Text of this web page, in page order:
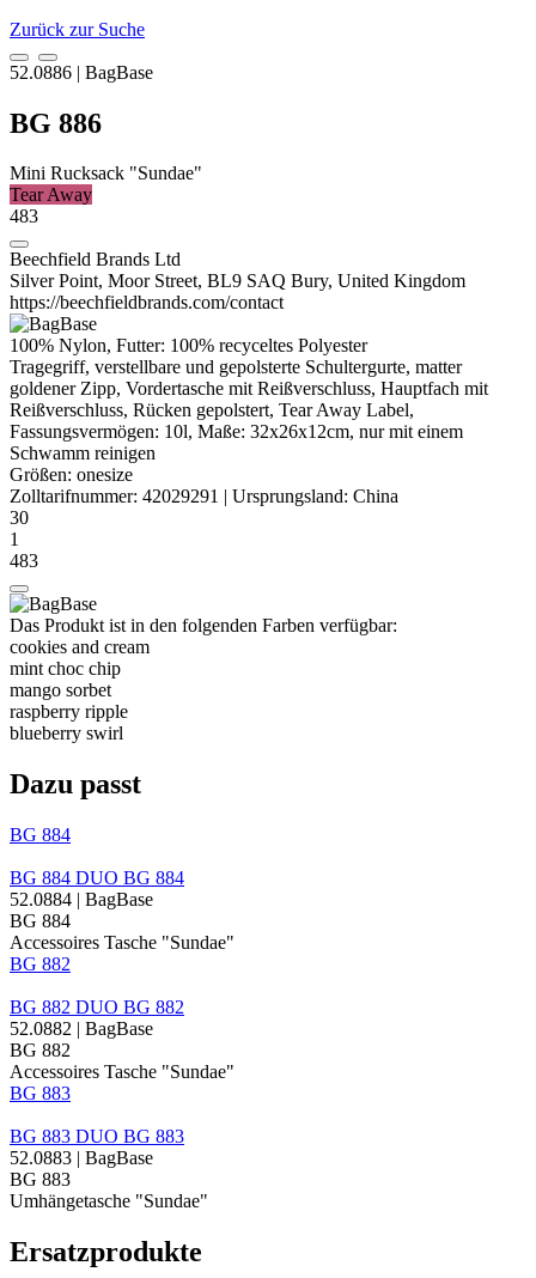
Zurück zur Suche
52.0886 | BagBase
BG 886
Mini Rucksack "Sundae"
Tear Away
483
Beechfield Brands Ltd
Silver Point, Moor Street, BL9 SAQ Bury, United Kingdom
https://beechfieldbrands.com/contact
100% Nylon, Futter: 100% recyceltes Polyester
Tragegriff, verstellbare und gepolsterte Schultergurte, matter
goldener Zipp, Vordertasche mit Reißverschluss, Hauptfach mit
Reißverschluss, Rücken gepolstert, Tear Away Label,
Fassungsvermögen: 10l, Maße: 32x26x12cm, nur mit einem
Schwamm reinigen
Größen: onesize
Zolltarifnummer: 42029291 | Ursprungsland: China
30
1
483
Das Produkt ist in den folgenden Farben verfügbar:
cookies and cream
mint choc chip
mango sorbet
raspberry ripple
blueberry swirl
Dazu passt
BG 884
BG 884 DUO BG 884
52.0884 | BagBase
BG 884
Accessoires Tasche "Sundae"
BG 882
BG 882 DUO BG 882
52.0882 | BagBase
BG 882
Accessoires Tasche "Sundae"
BG 883
BG 883 DUO BG 883
52.0883 | BagBase
BG 883
Umhängetasche "Sundae"
Ersatzprodukte